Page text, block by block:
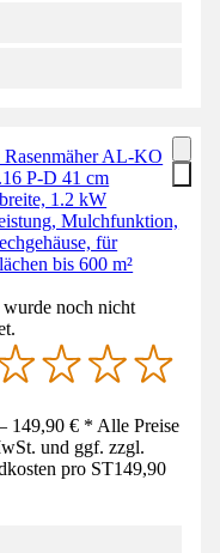
Rasenmäher AL-KO
P-D 41 cm
1.2 kW
Mulchfunktion,
für
bis 600 m²
noch nicht
149,90 € * Alle Preise
und ggf. zzgl.
pro ST149,90